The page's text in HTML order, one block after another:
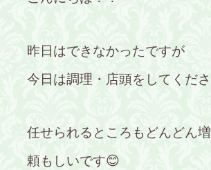
昨日はできなかったですが
今日は調理・店頭をしてくだ
任せられるところもどんどん増
頼もしいです😊